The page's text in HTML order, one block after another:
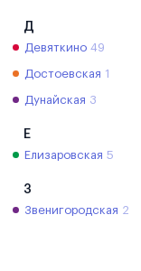
Д
Девяткино 49
Достоевская 1
Дунайская 3
Е
Елизаровская 5
З
Звенигородская 2